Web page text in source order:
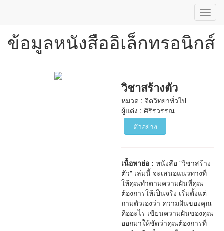
ข้าม
ข้อมูลหนังสืออิเล็กทรอนิกส์
วิชาสร้างตัว
หมวด : จิตวิทยาทั่วไป
ผู้แต่ง : ศิริรวรรณ
ตัวอย่าง
เนื้อหาย่อ :หนังสือ "วิชาสร้าง
ตัว" เล่มนี้ จะเสนอแนวทางที่
ให้คุณทำตามความฝันที่คุณ
ต้องการให้เป็นจริง เริ่มตั้งแต่
ถามตัวเองว่า ความฝันของคุณ
คืออะไร เขียนความฝันของคุณ
ออกมาให้ชัดว่าคุณต้องการที่